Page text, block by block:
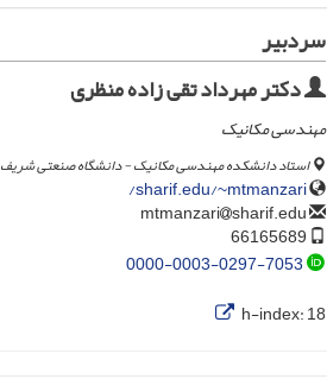
سردبیر
دکتر مهرداد تقی زاده منظری
مهندسی مکانیک
استاد دانشکده مهندسی مکانیک - دانشگاه صنعتی شریف
sharif.edu/~mtmanzari/
sharif.edu
0000-0003-0297-7053
h-index:18